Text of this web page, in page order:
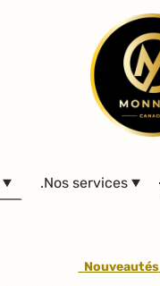
.Nos services
Nouveautés